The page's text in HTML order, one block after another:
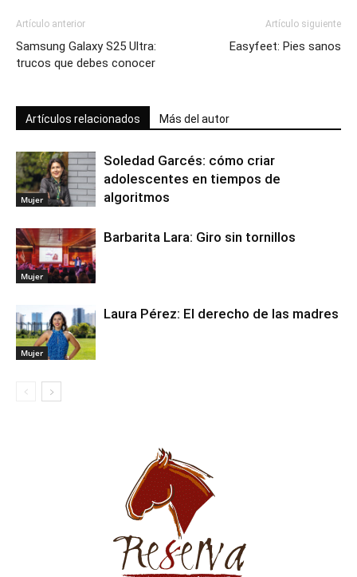
Artículo anterior
Samsung Galaxy S25 Ultra:
trucos que debes conocer
Artículo siguiente
Easyfeet: Pies sanos
Artículos relacionados Más del autor
Mujer
Soledad Garcés: cómo criar
adolescentes en tiempos de
algoritmos
Mujer
Barbarita Lara: Giro sin tornillos
Mujer
Laura Pérez: El derecho de las madres